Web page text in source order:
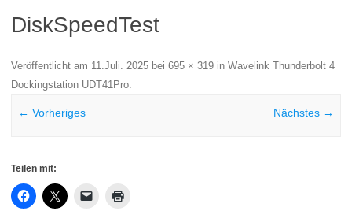
DiskSpeedTest
Veröffentlicht am 11.Juli. 2025 bei 695 × 319 in Wavelink Thunderbolt 4
Dockingstation UDT41Pro.
← Vorheriges Nächstes →
Teilen mit: